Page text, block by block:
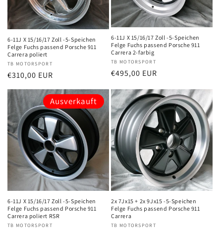
6-11J X 15/16/17 Zoll -5-Speichen
Felge Fuchs passend Porsche 911
Carrera poliert
Anbieter:
TB MOTORSPORT
Normaler
€310,00 EUR
6-11J X 15/16/17 Zoll -5-Speichen
Felge Fuchs passend Porsche 911
Carrera 2-farbig
Anbieter:
TB MOTORSPORT
Normaler
€495,00 EUR
Ausverkauft
6-11J X 15/16/17 Zoll -5-Speichen
Felge Fuchs passend Porsche 911
Carrera poliert RSR
Anbieter:
TB MOTORSPORT
2x 7Jx15 + 2x 9Jx15 -5-Speichen
Felge Fuchs passend Porsche 911
Carrera
Anbieter:
TB MOTORSPORT